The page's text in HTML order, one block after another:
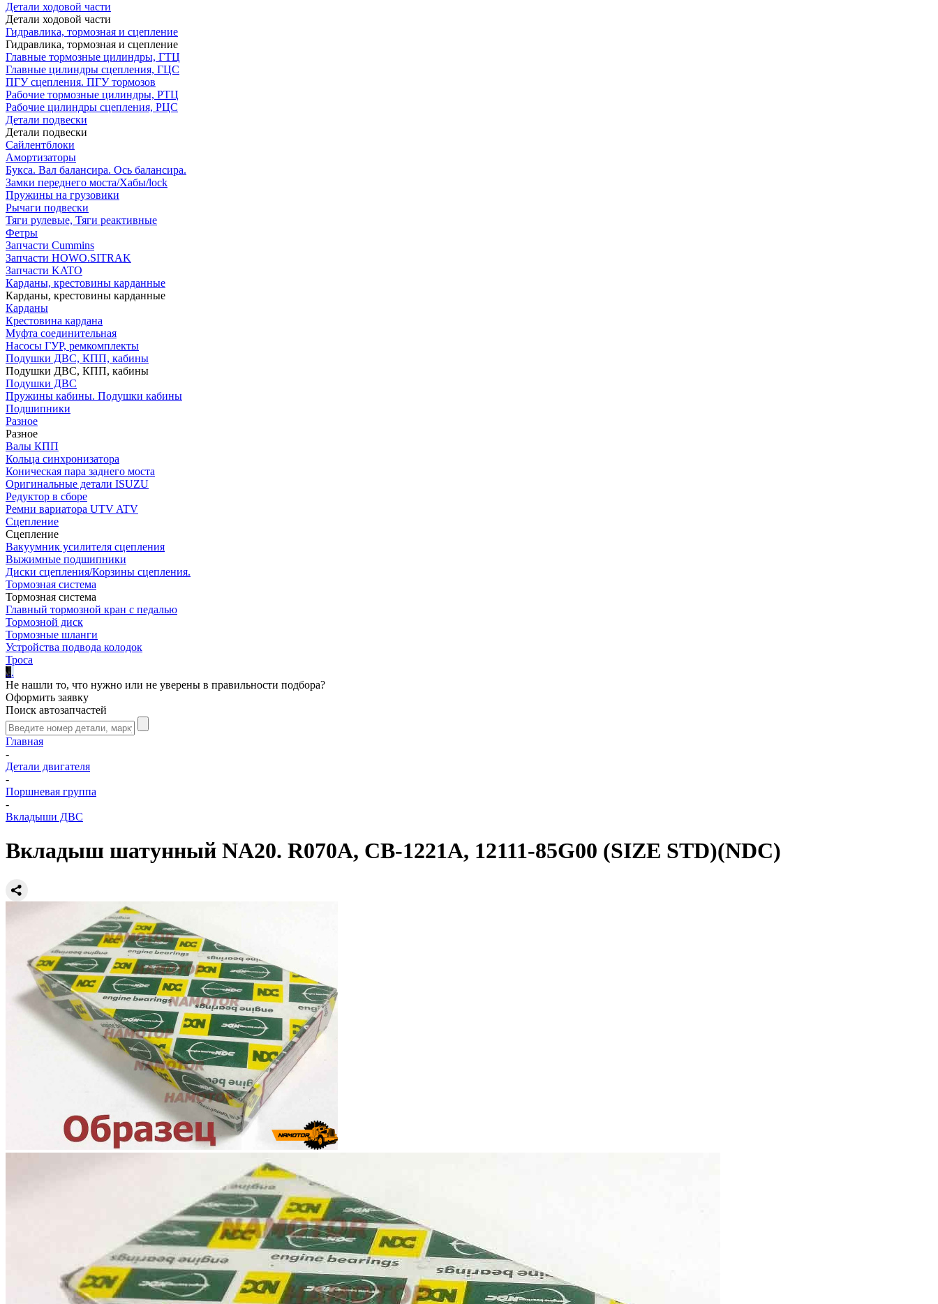
Детали ходовой части
Детали ходовой части
Гидравлика, тормозная и сцепление
Гидравлика, тормозная и сцепление
Главные тормозные цилиндры, ГТЦ
Главные цилиндры сцепления, ГЦС
ПГУ сцепления. ПГУ тормозов
Рабочие тормозные цилиндры, РТЦ
Рабочие цилиндры сцепления, РЦС
Детали подвески
Детали подвески
Cайлентблоки
Амортизаторы
Букса. Вал балансира. Ось балансира.
Замки переднего моста/Хабы/lock
Пружины на грузовики
Рычаги подвески
Тяги рулевые, Тяги реактивные
Фетры
Запчасти Cummins
Запчасти HOWO.SITRAK
Запчасти KATO
Карданы, крестовины карданные
Карданы, крестовины карданные
Карданы
Крестовина кардана
Муфта соединительная
Насосы ГУР, ремкомплекты
Подушки ДВС, КПП, кабины
Подушки ДВС, КПП, кабины
Подушки ДВС
Пружины кабины. Подушки кабины
Подшипники
Разное
Разное
Валы КПП
Кольца синхронизатора
Коническая пара заднего моста
Оригинальные детали ISUZU
Редуктор в сборе
Ремни вариатора UTV ATV
Сцепление
Сцепление
Вакуумник усилителя сцепления
Выжимные подшипники
Диски сцепления/Корзины сцепления.
Тормозная система
Тормозная система
Главный тормозной кран с педалью
Тормозной диск
Тормозные шланги
Устройства подвода колодок
Троса
...
Не нашли то, что нужно или не уверены в правильности подбора?
Оформить заявку
Поиск автозапчастей
Главная
-
Детали двигателя
-
Поршневая группа
-
Вкладыши ДВС
Вкладыш шатунный NA20. R070A, CB-1221A, 12111-85G00 (SIZE STD)(NDC)